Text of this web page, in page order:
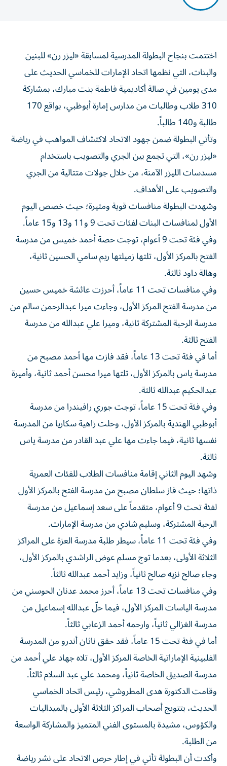
اختتمت بنجاح البطولة المدرسية لمسابقة «ليزر رن» للبنين
والبنات، التي نظمها اتحاد الإمارات للخماسي الحديث على
مدى يومين في صالة أكاديمية فاطمة بنت مبارك، بمشاركة
310 طلاب وطالبات من مدارس إمارة أبوظبي، بواقع 170
طالبة و140 طالباً.
وتأتي البطولة ضمن جهود الاتحاد لاكتشاف المواهب في رياضة
«ليزر رن»، التي تجمع بين الجري والتصويب باستخدام
مسدسات الليزر الآمنة، من خلال جولات متتالية من الجري
والتصويب على الأهداف.
وشهدت البطولة منافسات قوية ومثيرة؛ حيث خصص اليوم
الأول لمنافسات البنات لفئات تحت 9 و11 و13 و15 عاماً.
وفي فئة تحت 9 أعوام، توجت حصة أحمد خميس من مدرسة
الفتح بالمركز الأول، تلتها زميلتها ريم سامي الحسين ثانية،
وهالة داود ثالثة.
وفي منافسات تحت 11 عاماً، أحرزت عائشة خميس حسين
من مدرسة الفتح المركز الأول، وجاءت ميرا عبدالرحمن سالم من
مدرسة الرحبة المشتركة ثانية، وميرا علي عبدالله من مدرسة
الفتح ثالثة.
أما في فئة تحت 13 عاماً، فقد فازت مها أحمد مصبح من
مدرسة ياس بالمركز الأول، تلتها ميرا محسن أحمد ثانية، وأميرة
عبدالحكيم عبدالله ثالثة.
وفي فئة تحت 15 عاماً، توجت جوري رافيندرا من مدرسة
أبوظبي الهندية بالمركز الأول، وحلت زاهية سكاريا من المدرسة
نفسها ثانية، فيما جاءت مها علي عبد القادر من مدرسة ياس
ثالثة.
وشهد اليوم الثاني إقامة منافسات الطلاب للفئات العمرية
ذاتها؛ حيث فاز سلطان مصبح من مدرسة الفتح بالمركز الأول
لفئة تحت 9 أعوام، متقدماً على سعد إسماعيل من مدرسة
الرحبة المشتركة، وسليم شادي من مدرسة الإمارات.
وفي فئة تحت 11 عاماً، سيطر طلبة مدرسة العزة على المراكز
الثلاثة الأولى، بعدما توج مسلم عوض الراشدي بالمركز الأول،
وجاء صالح نزيه صالح ثانياً، وزايد أحمد عبدالله ثالثاً.
وفي منافسات تحت 13 عاماً، أحرز محمد عدنان الحوسني من
مدرسة الياسات المركز الأول، فيما حلّ عبدالله إسماعيل من
مدرسة الغزالي ثانياً، وارحمه أحمد الزعابي ثالثاً.
أما في فئة تحت 15 عاماً، فقد حقق ناثان أندرو من المدرسة
الفلبينية الإماراتية الخاصة المركز الأول، تلاه جهاد علي أحمد من
مدرسة الصديق الخاصة ثانياً، ومحمد علي عبد السلام ثالثاً.
وقامت الدكتورة هدى المطروشي، رئيس اتحاد الخماسي
الحديث، بتتويج أصحاب المراكز الثلاثة الأولى بالميداليات
والكؤوس، مشيدة بالمستوى الفني المتميز والمشاركة الواسعة
من الطلبة.
وأكدت أن البطولة تأتي في إطار حرص الاتحاد على نشر رياضة